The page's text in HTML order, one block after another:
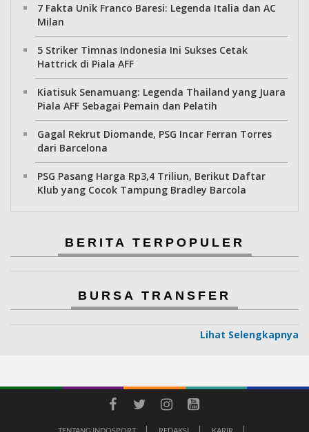
7 Fakta Unik Franco Baresi: Legenda Italia dan AC
Milan
5 Striker Timnas Indonesia Ini Sukses Cetak
Hattrick di Piala AFF
Kiatisuk Senamuang: Legenda Thailand yang Juara
Piala AFF Sebagai Pemain dan Pelatih
Gagal Rekrut Diomande, PSG Incar Ferran Torres
dari Barcelona
PSG Pasang Harga Rp3,4 Triliun, Berikut Daftar
Klub yang Cocok Tampung Bradley Barcola
BERITA TERPOPULER
BURSA TRANSFER
Lihat Selengkapnya
TENTANG INDOSPORT REDAKSI KARIR